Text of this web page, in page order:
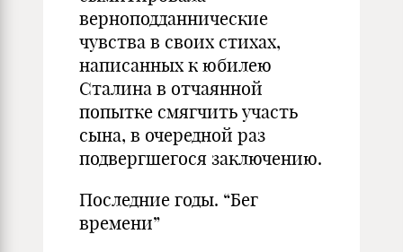
верноподданнические
чувства в своих стихах,
написанных к юбилею
Сталина в отчаянной
попытке смягчить участь
сына, в очередной раз
подвергшегося заключению.
Последние годы. “Бег
времени”